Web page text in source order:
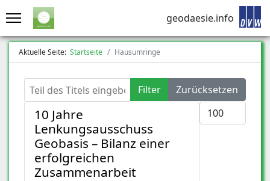
geodaesie.info
Aktuelle Seite: Startseite Hausumringe
Teil des Titels eingeben Filter
Zurücksetzen
Anzeige #
10 Jahre
Lenkungsausschuss
Geobasis – Bilanz einer
erfolgreichen
Zusammenarbeit